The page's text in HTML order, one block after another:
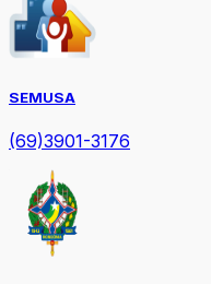
SEMUSA
(69)3901-3176